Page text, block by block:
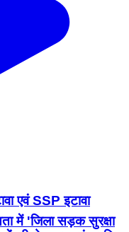
एवं SSP इटावा
में 'जिला सड़क सुरक्षा